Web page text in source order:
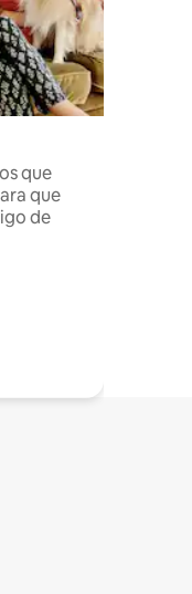
que
que
de